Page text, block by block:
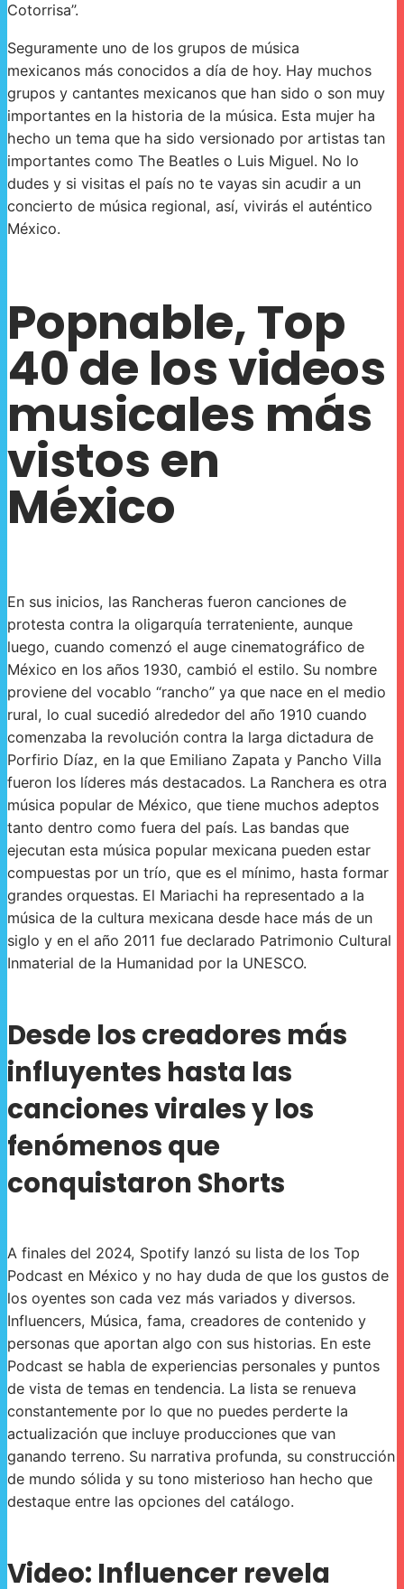
Cotorrisa”.
Seguramente uno de los grupos de música
mexicanos más conocidos a día de hoy. Hay muchos
grupos y cantantes mexicanos que han sido o son muy
importantes en la historia de la música. Esta mujer ha
hecho un tema que ha sido versionado por artistas tan
importantes como The Beatles o Luis Miguel. No lo
dudes y si visitas el país no te vayas sin acudir a un
concierto de música regional, así, vivirás el auténtico
México.
Popnable, Top
40 de los videos
musicales más
vistos en
México
En sus inicios, las Rancheras fueron canciones de
protesta contra la oligarquía terrateniente, aunque
luego, cuando comenzó el auge cinematográfico de
México en los años 1930, cambió el estilo. Su nombre
proviene del vocablo “rancho” ya que nace en el medio
rural, lo cual sucedió alrededor del año 1910 cuando
comenzaba la revolución contra la larga dictadura de
Porfirio Díaz, en la que Emiliano Zapata y Pancho Villa
fueron los líderes más destacados. La Ranchera es otra
música popular de México, que tiene muchos adeptos
tanto dentro como fuera del país. Las bandas que
ejecutan esta música popular mexicana pueden estar
compuestas por un trío, que es el mínimo, hasta formar
grandes orquestas. El Mariachi ha representado a la
música de la cultura mexicana desde hace más de un
siglo y en el año 2011 fue declarado Patrimonio Cultural
Inmaterial de la Humanidad por la UNESCO.
Desde los creadores más
influyentes hasta las
canciones virales y los
fenómenos que
conquistaron Shorts
A finales del 2024, Spotify lanzó su lista de los Top
Podcast en México y no hay duda de que los gustos de
los oyentes son cada vez más variados y diversos.
Influencers, Música, fama, creadores de contenido y
personas que aportan algo con sus historias. En este
Podcast se habla de experiencias personales y puntos
de vista de temas en tendencia. La lista se renueva
constantemente por lo que no puedes perderte la
actualización que incluye producciones que van
ganando terreno. Su narrativa profunda, su construcción
de mundo sólida y su tono misterioso han hecho que
destaque entre las opciones del catálogo.
Video: Influencer revela